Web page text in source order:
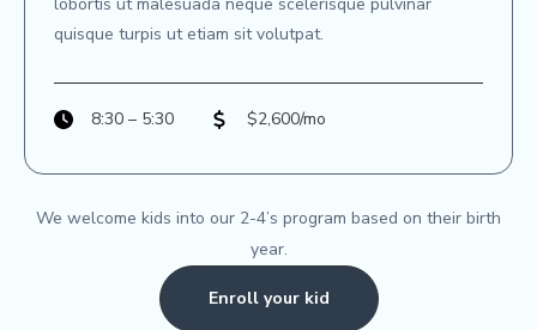
quisque turpis ut etiam sit volutpat.​
8:30 – 5:30 $2,600/mo
We welcome kids into our 2-4’s program based on their birth
year.
Enroll your kid